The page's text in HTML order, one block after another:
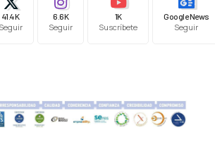
41.4K
Seguir
6.6K
Seguir
1K
Suscríbete
Google News
Seguir